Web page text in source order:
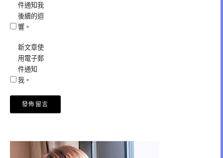
件通知我
後續的迴
響。
新文章使
用電子郵
件通知
我。